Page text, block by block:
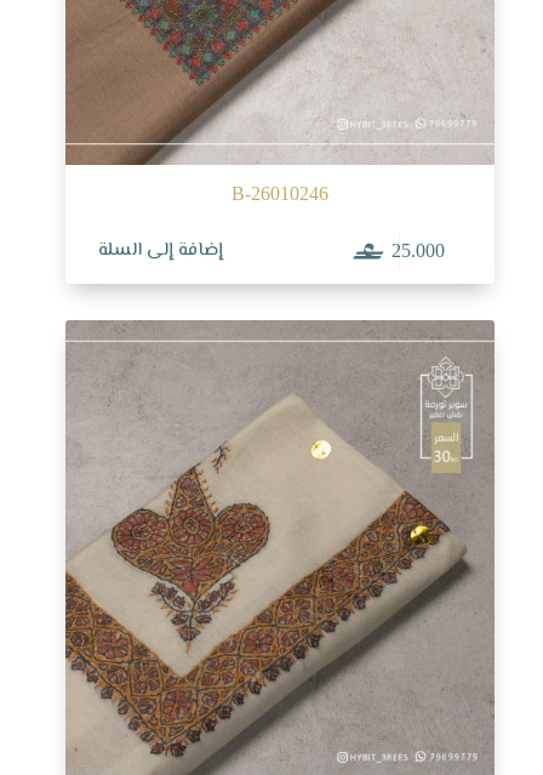
B-26010246
25.000 إضافة إلى السلة